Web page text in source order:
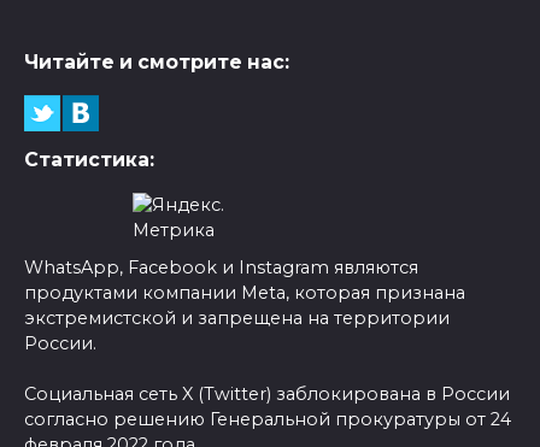
Читайте и смотрите нас:
Статистика:
WhatsApp, Facebook и Instagram являются
продуктами компании Meta, которая признана
экстремистской и запрещена на территории
России.
Социальная сеть X (Twitter) заблокирована в России
согласно решению Генеральной прокуратуры от 24